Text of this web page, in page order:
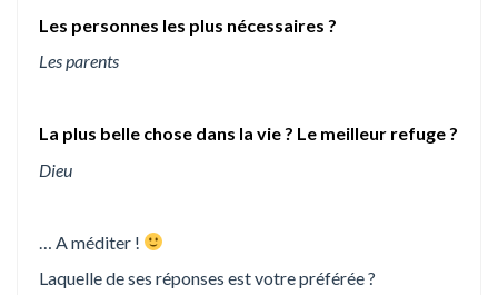
Les personnes les plus nécessaires ?
Les parents
La plus belle chose dans la vie ? Le meilleur refuge ?
Dieu
… A méditer !
Laquelle de ses réponses est votre préférée ?